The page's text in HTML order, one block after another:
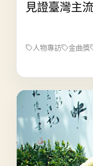
見證臺灣主
人物專訪 金曲獎